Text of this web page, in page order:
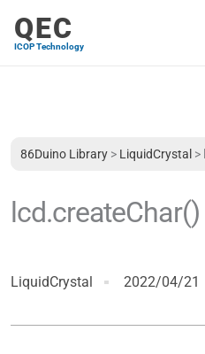
QEC
ICOP Technology
86Duino Library > LiquidCrystal >
lcd.createChar()
LiquidCrystal 2022/04/21